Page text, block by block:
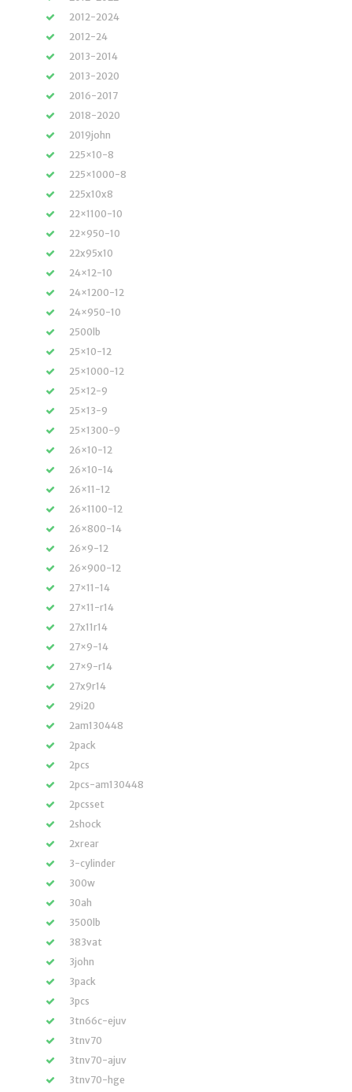
2012-2024
2012-24
2013-2014
2013-2020
2016-2017
2018-2020
2019john
225×10-8
225×1000-8
225x10x8
22×1100-10
22×950-10
22x95x10
24×12-10
24×1200-12
24×950-10
2500lb
25×10-12
25×1000-12
25×12-9
25×13-9
25×1300-9
26×10-12
26×10-14
26×11-12
26×1100-12
26×800-14
26×9-12
26×900-12
27×11-14
27×11-r14
27x11r14
27×9-14
27×9-r14
27x9r14
29i20
2am130448
2pack
2pcs
2pcs-am130448
2pcsset
2shock
2xrear
3-cylinder
300w
30ah
3500lb
383vat
3john
3pack
3pcs
3tn66c-ejuv
3tnv70
3tnv70-ajuv
3tnv70-hge